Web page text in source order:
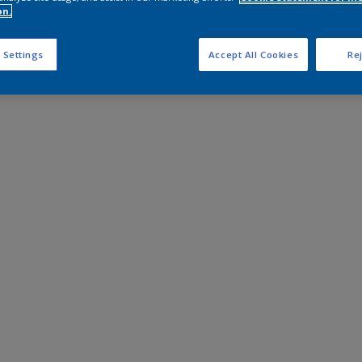
Settings Accept All Cookies